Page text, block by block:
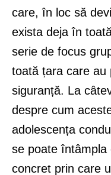
care, în loc să
exista deja în
serie de focus
toată țara care au
siguranță. La
despre cum
adolescența
se poate întâmpla
concret prin care